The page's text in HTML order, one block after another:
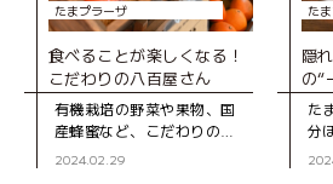
たまプラーザ
食べることが楽しくなる！
こだわりの八百屋さん
有機栽培の野菜や果物、国
産蜂蜜など、こだわりの食
材に出合える店「三井ナチ
2024.02.29
た
隠
の“
た
分
學